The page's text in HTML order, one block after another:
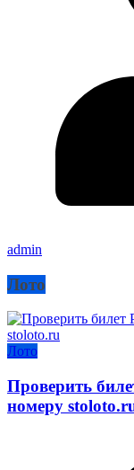
admin
Лото
Лото
Проверить
номеру